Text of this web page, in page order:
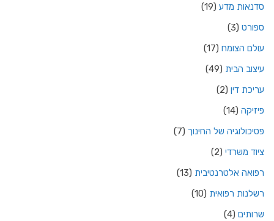
סדנאות מדע (19)
ספורט (3)
עולם הצומח (17)
עיצוב הבית (49)
עריכת דין (2)
פיזיקה (14)
פסיכולוגיה של החינוך (7)
ציוד משרדי (2)
רפואה אלטרנטיבית (13)
רשלנות רפואית (10)
שרותים (4)